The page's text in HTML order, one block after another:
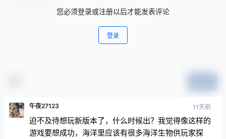
您必须登录或注册以后才能发表评论
登录
午夜27123 11天前
迫不及待想玩新版本了，什么时候出？我觉得像这样的
游戏要想成功，海洋里应该有很多海洋生物供玩家探